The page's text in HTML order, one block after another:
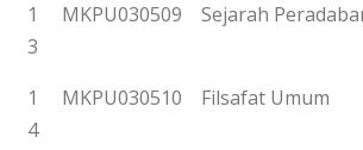
1
3
MKPU030509 Sejarah
1
4
MKPU030510 Filsafat Umum